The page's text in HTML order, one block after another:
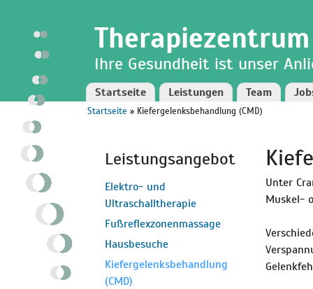
Ihre Gesundheit ist unser
Startseite Leistungen Team
Startseite » Kiefergelenksbehandlung (CMD)
Unter
Muskel-
Leistungsangebot
Elektro- und
Ultraschalltherapie
Fußreflexzonenmassage
Hausbesuche
Kiefergelenksbehandlung
(CMD)